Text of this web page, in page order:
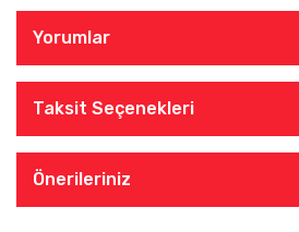
Yorumlar
Taksit Seçenekleri
Önerileriniz